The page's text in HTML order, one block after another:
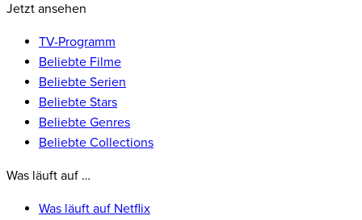
Jetzt ansehen
TV-Programm
Beliebte Filme
Beliebte Serien
Beliebte Stars
Beliebte Genres
Beliebte Collections
Was läuft auf …
Was läuft auf Netflix